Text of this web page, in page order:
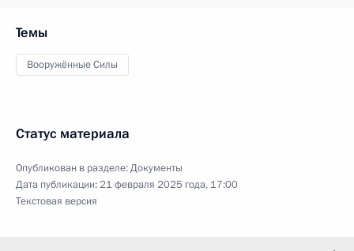
Темы
Вооружённые Силы
Статус материала
Опубликован в разделе:Документы
Дата публикации:21 февраля 2025 года, 17:00
Текстовая версия